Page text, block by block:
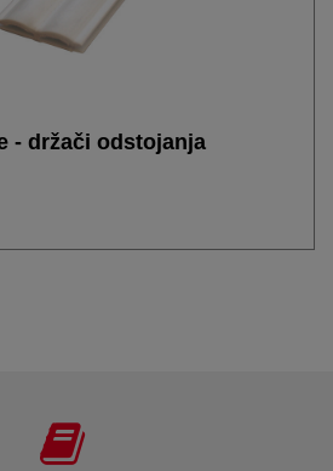
- držači odstojanja